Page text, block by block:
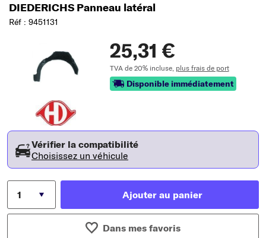
DIEDERICHS Panneau latéral
Réf : 9451131
25,31 €
TVA de 20% incluse, plus frais de port
Disponible immédiatement
Vérifier la compatibilité
Choisissez un véhicule
Ajouter au panier
Dans mes favoris